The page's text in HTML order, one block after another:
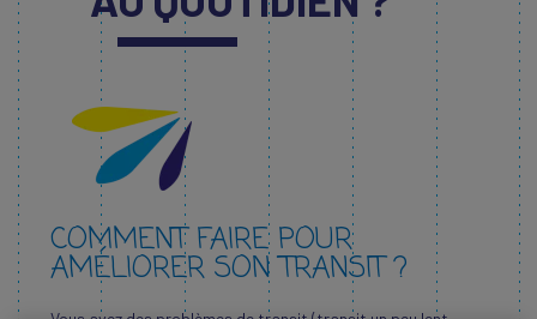
COMMENT FAIRE POUR
AMÉLIORER SON TRANSIT ?